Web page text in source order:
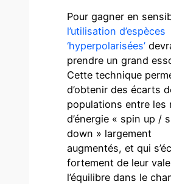
Pour gagner en
l’utilisation d’espèces
‘hyperpolarisées’
prendre un grand
Cette technique
d’obtenir des écarts
populations entre les
d’énergie « spin up /
down » largement
augmentés, et qui
fortement de leur
l’équilibre dans le